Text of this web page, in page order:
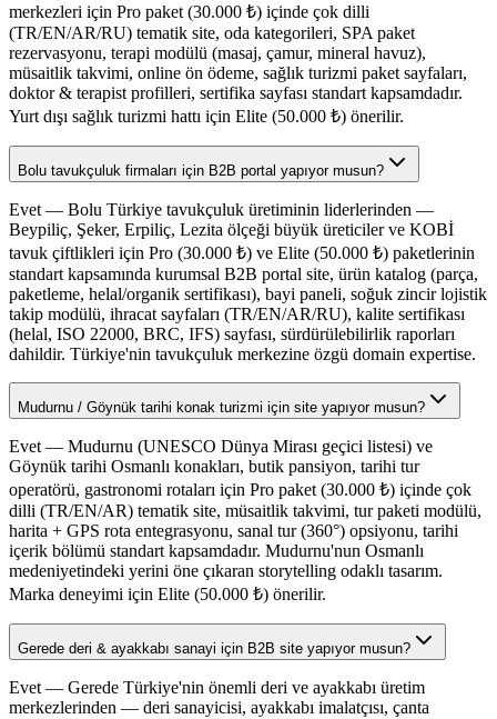
merkezleri için Pro paket (30.000 ₺) içinde çok dilli
(TR/EN/AR/RU) tematik site, oda kategorileri, SPA paket
rezervasyonu, terapi modülü (masaj, çamur, mineral havuz),
müsaitlik takvimi, online ön ödeme, sağlık turizmi paket sayfaları,
doktor & terapist profilleri, sertifika sayfası standart kapsamdadır.
Yurt dışı sağlık turizmi hattı için Elite (50.000 ₺) önerilir.
Bolu tavukçuluk firmaları için B2B portal yapıyor musun?
Evet — Bolu Türkiye tavukçuluk üretiminin liderlerinden —
Beypiliç, Şeker, Erpiliç, Lezita ölçeği büyük üreticiler ve KOBİ
tavuk çiftlikleri için Pro (30.000 ₺) ve Elite (50.000 ₺) paketlerinin
standart kapsamında kurumsal B2B portal site, ürün katalog (parça,
paketleme, helal/organik sertifikası), bayi paneli, soğuk zincir lojistik
takip modülü, ihracat sayfaları (TR/EN/AR/RU), kalite sertifikası
(helal, ISO 22000, BRC, IFS) sayfası, sürdürülebilirlik raporları
dahildir. Türkiye'nin tavukçuluk merkezine özgü domain expertise.
Mudurnu / Göynük tarihi konak turizmi için site yapıyor musun?
Evet — Mudurnu (UNESCO Dünya Mirası geçici listesi) ve
Göynük tarihi Osmanlı konakları, butik pansiyon, tarihi tur
operatörü, gastronomi rotaları için Pro paket (30.000 ₺) içinde çok
dilli (TR/EN/AR) tematik site, müsaitlik takvimi, tur paketi modülü,
harita + GPS rota entegrasyonu, sanal tur (360°) opsiyonu, tarihi
içerik bölümü standart kapsamdadır. Mudurnu'nun Osmanlı
medeniyetindeki yerini öne çıkaran storytelling odaklı tasarım.
Marka deneyimi için Elite (50.000 ₺) önerilir.
Gerede deri & ayakkabı sanayi için B2B site yapıyor musun?
Evet — Gerede Türkiye'nin önemli deri ve ayakkabı üretim
merkezlerinden — deri sanayicisi, ayakkabı imalatçısı, çanta